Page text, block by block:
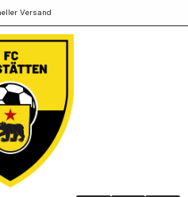
Versand